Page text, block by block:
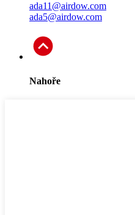
ada11@airdow.com
ada5@airdow.com
Nahoře